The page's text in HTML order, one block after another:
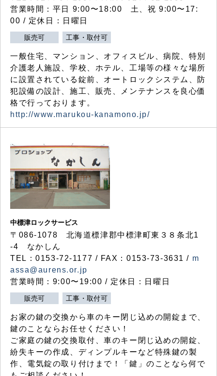
営業時間：平日 9:00〜18:00 土、祝 9:00〜17:
00 / 定休日：日曜日
販売可 工事・取付可
一般住宅、マンション、オフィスビル、病院、特別
介護老人施設、学校、ホテル、工場等の様々な場所
に設置されている錠前、オートロックシステム、防
犯設備の設計、施工、販売、メンテナンスを良心価
格で行っております。
http://www.marukou-kanamono.jp/
中標津ロックサービス
〒086-1078 北海道標津郡中標津町東３８条北1
-4 なかしん
TEL：0153-72-1177 / FAX：0153-73-3631 / m
assa@aurens.or.jp
営業時間：9:00〜19:00 / 定休日：日曜日
販売可 工事・取付可
お家の鍵の交換から車のキー閉じ込めの開錠まで、
鍵のことならお任せください！
ご家庭の鍵の交換取付、車のキー閉じ込めの開錠、
紛失キーの作成、ディンプルキーなど特殊鍵の製
作、電気錠の取り付けまで！「鍵」のことなら何で